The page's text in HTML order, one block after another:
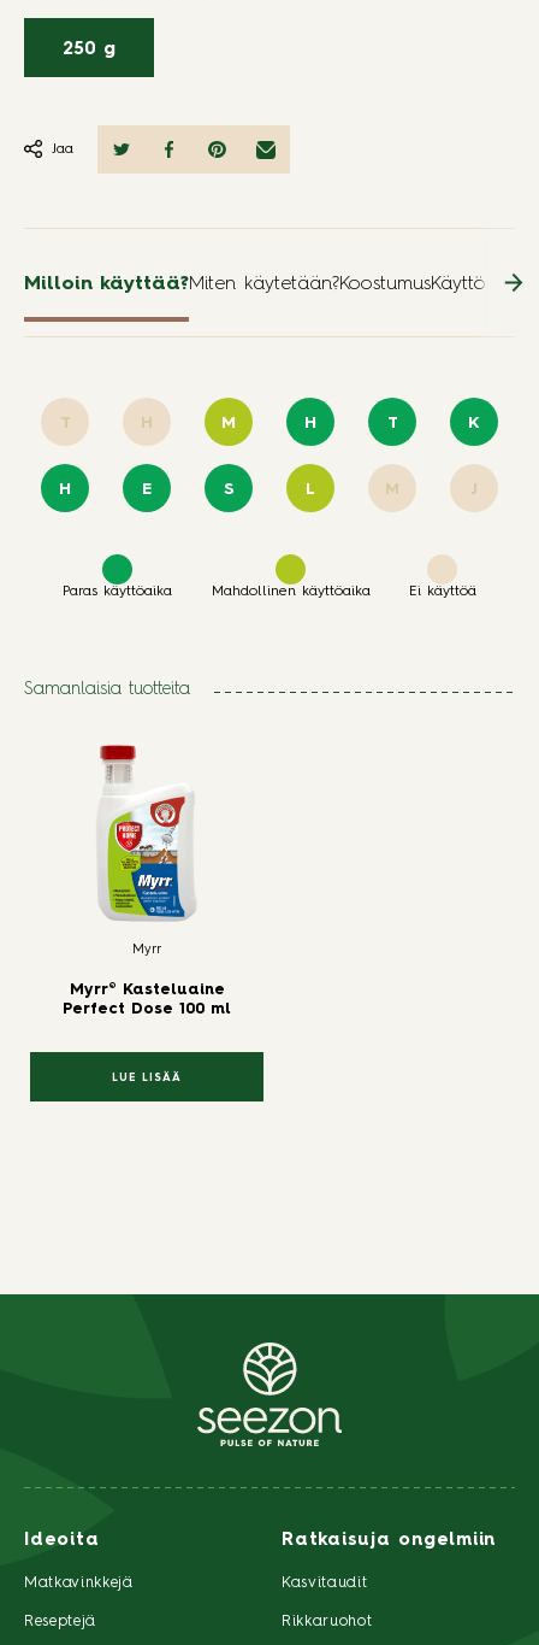
250 g
Jaa
Milloin käyttää?Miten käytetään?KoostumusKäyttöä
T H M H T K
H E S L M J
Paras käyttöaika Mahdollinen käyttöaika Ei käyttöä
Samanlaisia tuotteita
Myrr
Myrr® Kasteluaine
Perfect Dose 100 ml
LUE LISÄÄ
Ideoita
Matkavinkkejä
Reseptejä
Ratkaisuja ongelmiin
Kasvitaudit
Rikkaruohot